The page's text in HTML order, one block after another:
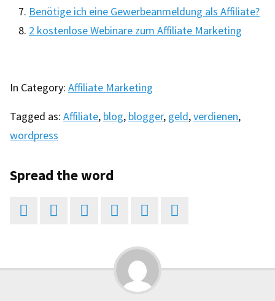
Benötige ich eine Gewerbeanmeldung als Affiliate?
2 kostenlose Webinare zum Affiliate Marketing
In Category: Affiliate Marketing
Tagged as: Affiliate, blog, blogger, geld,verdienen,
wordpress
Spread the word
     